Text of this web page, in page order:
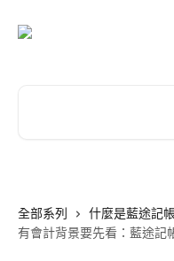
全部系列
什麼是藍途記
有會計背景要先看：藍途記